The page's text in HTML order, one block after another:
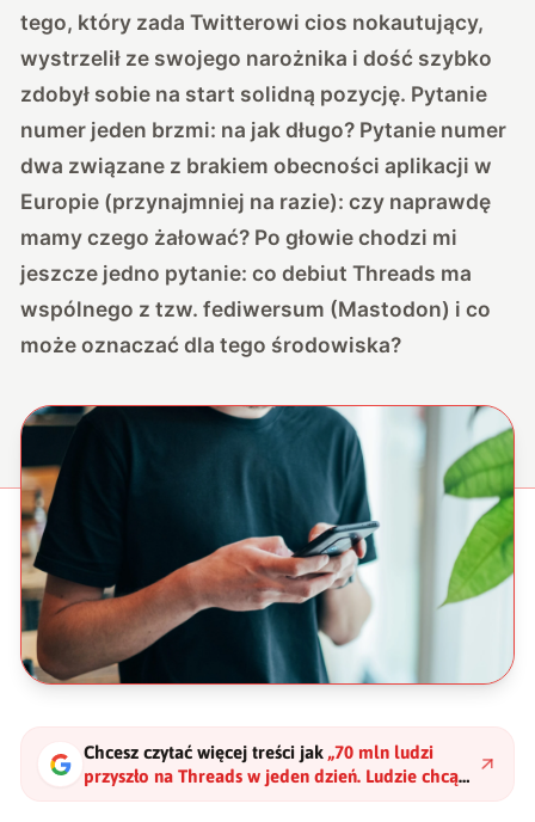
tego, który zada Twitterowi cios nokautujący,
wystrzelił ze swojego narożnika i dość szybko
zdobył sobie na start solidną pozycję. Pytanie
numer jeden brzmi: na jak długo? Pytanie numer
dwa związane z brakiem obecności aplikacji w
Europie (przynajmniej na razie): czy naprawdę
mamy czego żałować? Po głowie chodzi mi
jeszcze jedno pytanie: co debiut Threads ma
wspólnego z tzw. fediwersum (Mastodon) i co
może oznaczać dla tego środowiska?
Chcesz czytać więcej treści jak „70 mln ludzi
przyszło na Threads w jeden dzień. Ludzie chcą
alternatywy dla Twittera"?